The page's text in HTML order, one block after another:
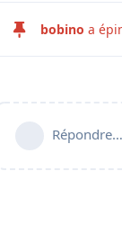
bobino a
Répondre…